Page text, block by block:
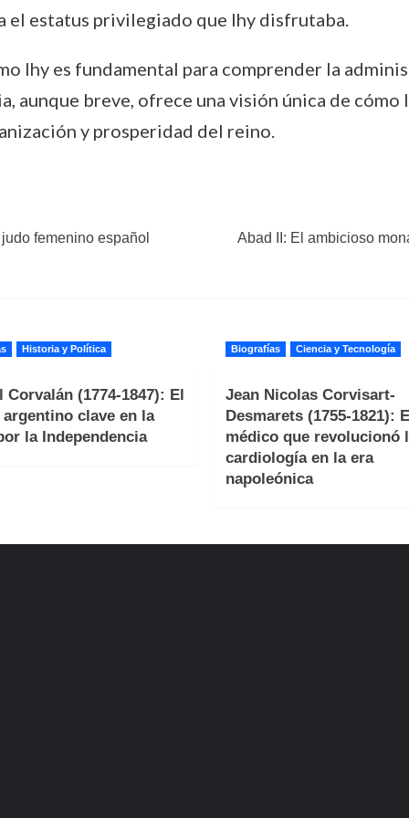
estatus privilegiado que Ihy disfrutaba.
Ihy es fundamental para comprender la
aunque breve, ofrece una visión única de
y prosperidad del reino.
femenino español Abad II: El ambicioso
Historia y Política
Corvalán (1774-1847): El
clave en la
la Independencia
Biografías Ciencia y Tecnología
Jean Nicolas Corvisart-
Desmarets (1755-1821):
médico que revolucionó
cardiología en la era
napoleónica